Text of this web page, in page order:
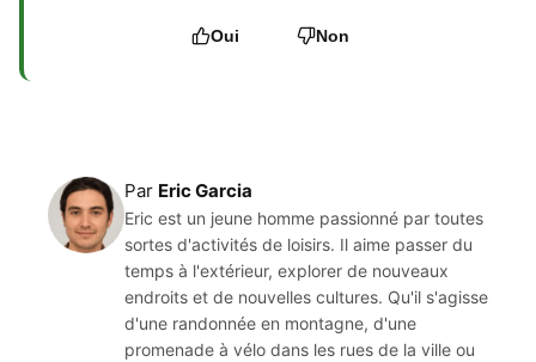
Oui Non
Par Eric Garcia
Eric est un jeune homme passionné par toutes
sortes d'activités de loisirs. Il aime passer du
temps à l'extérieur, explorer de nouveaux
endroits et de nouvelles cultures. Qu'il s'agisse
d'une randonnée en montagne, d'une
promenade à vélo dans les rues de la ville ou